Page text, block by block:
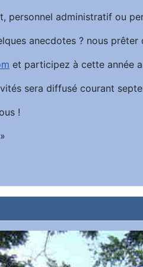
personnel administratif ou
anecdotes ? nous
et participez à cette année
sera diffusé courant
!